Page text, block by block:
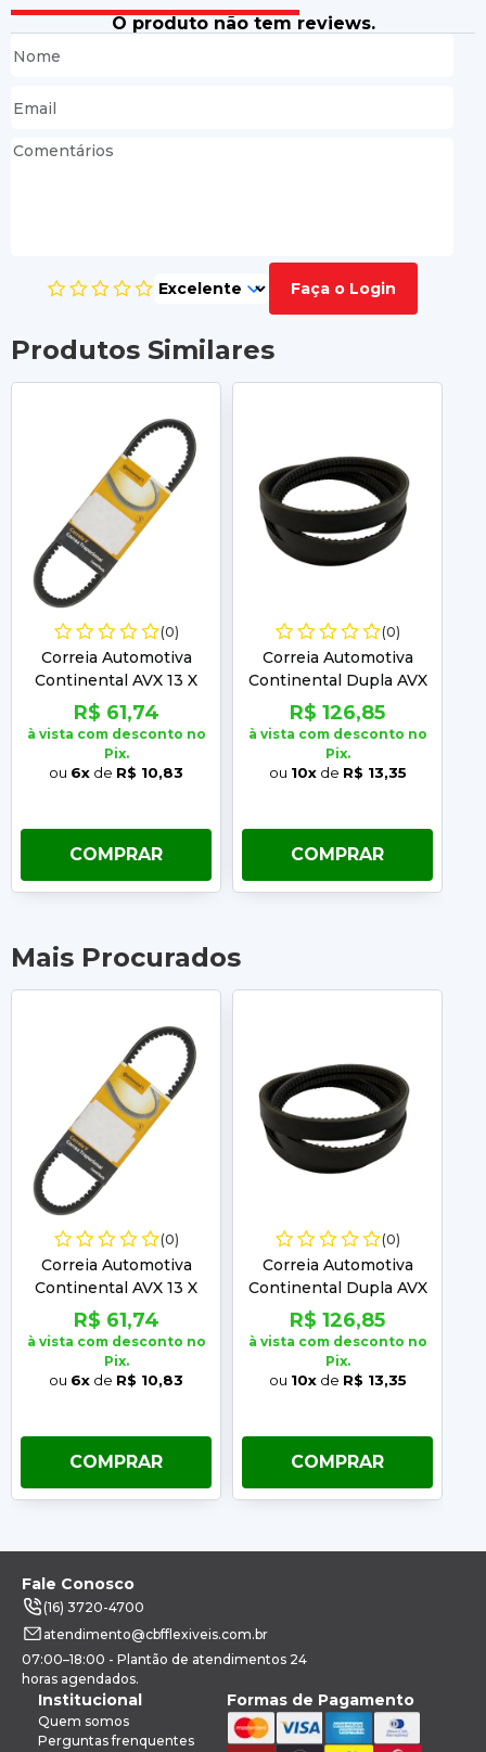
O produto não tem reviews.
Faça o Login
Produtos Similares
(0)
Correia Automotiva
Continental AVX 13 X
1350
R$ 61,74
à vista com desconto no
Pix.
ou 6x de R$ 10,83
COMPRAR
(0)
Correia Automotiva
Continental Dupla AVX
2 X 13 X 1010
R$ 126,85
à vista com desconto no
Pix.
ou 10xde R$ 13,35
COMPRAR
Mais Procurados
(0)
Correia Automotiva
Continental AVX 13 X
1350
R$ 61,74
à vista com desconto no
Pix.
ou 6x de R$ 10,83
COMPRAR
(0)
Correia Automotiva
Continental Dupla AVX
2 X 13 X 1010
R$ 126,85
à vista com desconto no
Pix.
ou 10xde R$ 13,35
COMPRAR
Fale Conosco
(16) 3720-4700
atendimento@cbfflexiveis.com.br
07:00–18:00 - Plantão de atendimentos 24
horas agendados.
Institucional
Quem somos
Perguntas frenquentes
Formas de Pagamento